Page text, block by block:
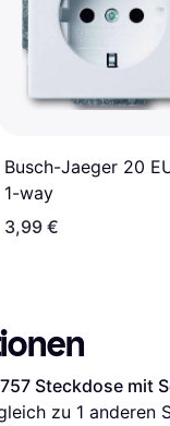
Busch-Jaeger 20
1-way
3,99 €
Steckdose mit
zu 1 anderen